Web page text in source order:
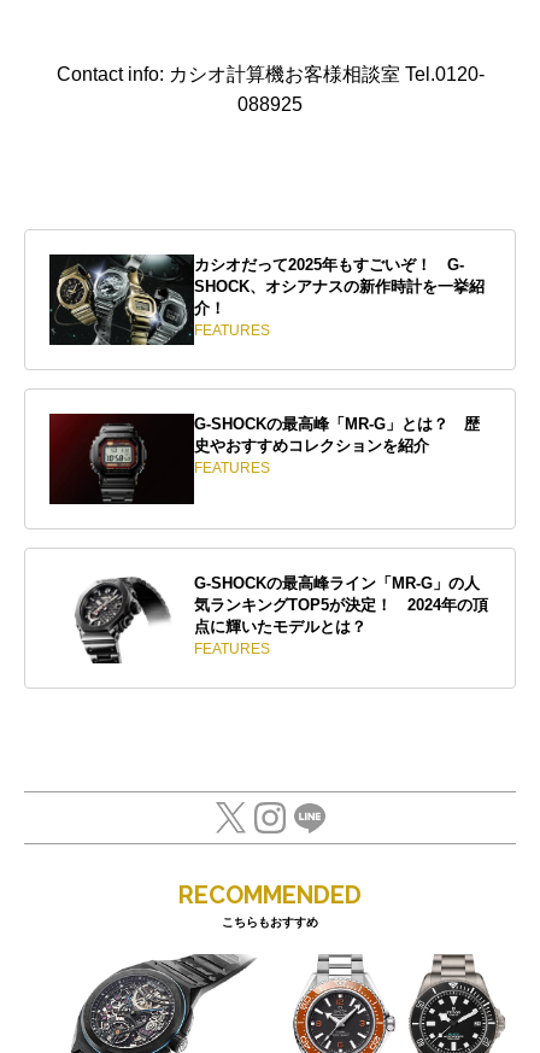
Contact info: カシオ計算機お客様相談室 Tel.0120-
088925
カシオだって2025年もすごいぞ！ G-
SHOCK、オシアナスの新作時計を一挙紹
介！
FEATURES
G-SHOCKの最高峰「MR-G」とは？ 歴
史やおすすめコレクションを紹介
FEATURES
G-SHOCKの最高峰ライン「MR-G」の人
気ランキングTOP5が決定！ 2024年の頂
点に輝いたモデルとは？
FEATURES
RECOMMENDED
こちらもおすすめ